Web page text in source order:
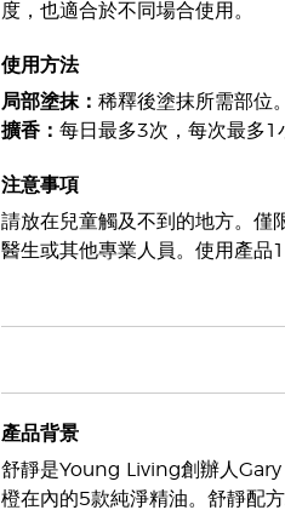
度，也適合於不同場合使用。
使用方法
局部塗抹： 稀釋後塗抹所需部位。
擴香： 每日最多3次，每次最多1
注意事項
請放在兒童觸及不到的地方。僅
醫生或其他專業人員。使用產品
產品背景
舒靜是Young Living創辦人
橙在內的5款純淨精油。舒靜配